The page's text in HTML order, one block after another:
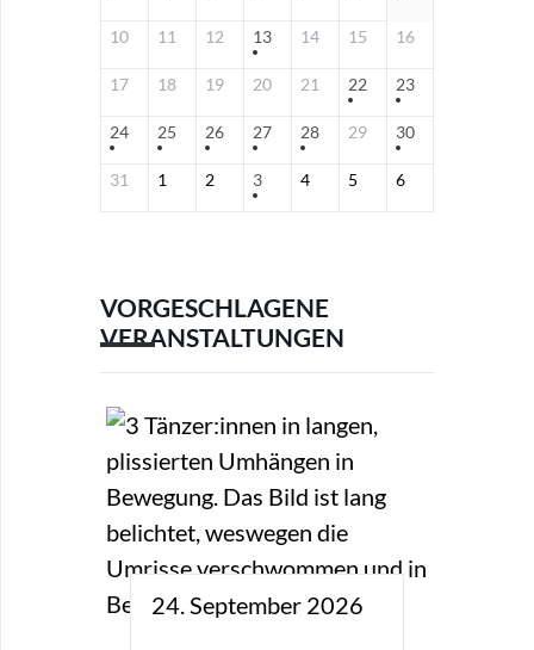
10 11 12 13 14 15 16
17 18 19 20 21 22 23
24 25 26 27 28 29 30
31 1 2 3 4 5 6
VORGESCHLAGENE
VERANSTALTUNGEN
24. September 2026